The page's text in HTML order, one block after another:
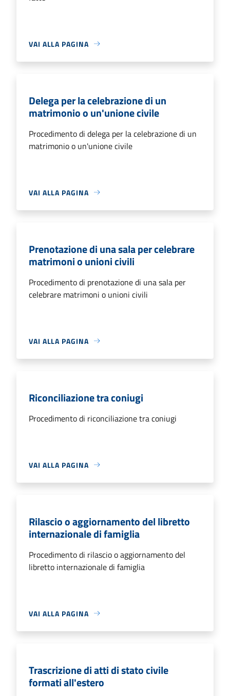
VAI ALLA PAGINA
Delega per la celebrazione di un
matrimonio o un'unione civile
Procedimento di delega per la celebrazione di un
matrimonio o un'unione civile
VAI ALLA PAGINA
Prenotazione di una sala per celebrare
matrimoni o unioni civili
Procedimento di prenotazione di una sala per
celebrare matrimoni o unioni civili
VAI ALLA PAGINA
Riconciliazione tra coniugi
Procedimento di riconciliazione tra coniugi
VAI ALLA PAGINA
Rilascio o aggiornamento del libretto
internazionale di famiglia
Procedimento di rilascio o aggiornamento del
libretto internazionale di famiglia
VAI ALLA PAGINA
Trascrizione di atti di stato civile
formati all'estero